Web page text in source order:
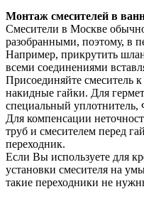
Монтаж смесителей в
Смесители в Москве
разобранными, поэтому, в
Например, прикрутить
всеми соединениями
Присоединяйте смеситель
накидные гайки. Для
специальный
Для компенсации
труб и смесителем перед
переходник.
Если Вы используете для
установки смесителя на
такие переходники не